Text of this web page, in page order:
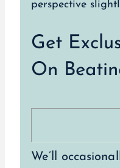
Get
On
We’ll